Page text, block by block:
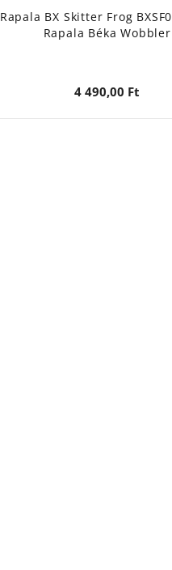
Rapala BX Skitter Frog
Rapala Béka Wobbler
4 490,00 Ft